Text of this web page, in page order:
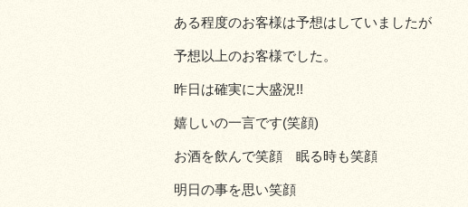
ある程度のお客様は予想はしていましたが
予想以上のお客様でした。
昨日は確実に大盛況!!
嬉しいの一言です(笑顔)
お酒を飲んで笑顔 眠る時も笑顔
明日の事を思い笑顔